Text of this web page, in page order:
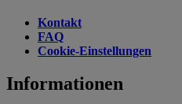
Kontakt
FAQ
Cookie-Einstellungen
Informationen